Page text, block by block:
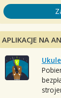
APLIKACJE NA